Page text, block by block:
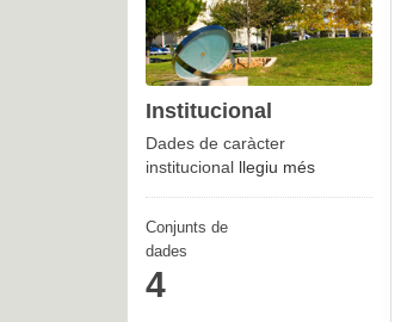
Institucional
Dades de caràcter
institucional llegiu més
Conjunts de
dades
4